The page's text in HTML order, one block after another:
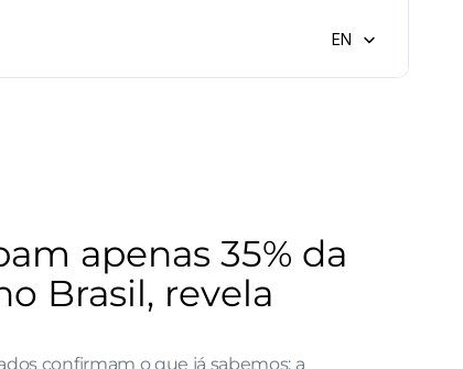
Select Language
EN
apenas 35% da
Brasil, revela
confirmam o que já sabemos: a